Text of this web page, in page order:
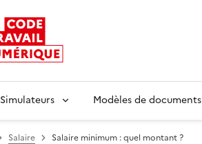
Simulateurs Modèles de documents
Salaire Salaire minimum : quel montant ?